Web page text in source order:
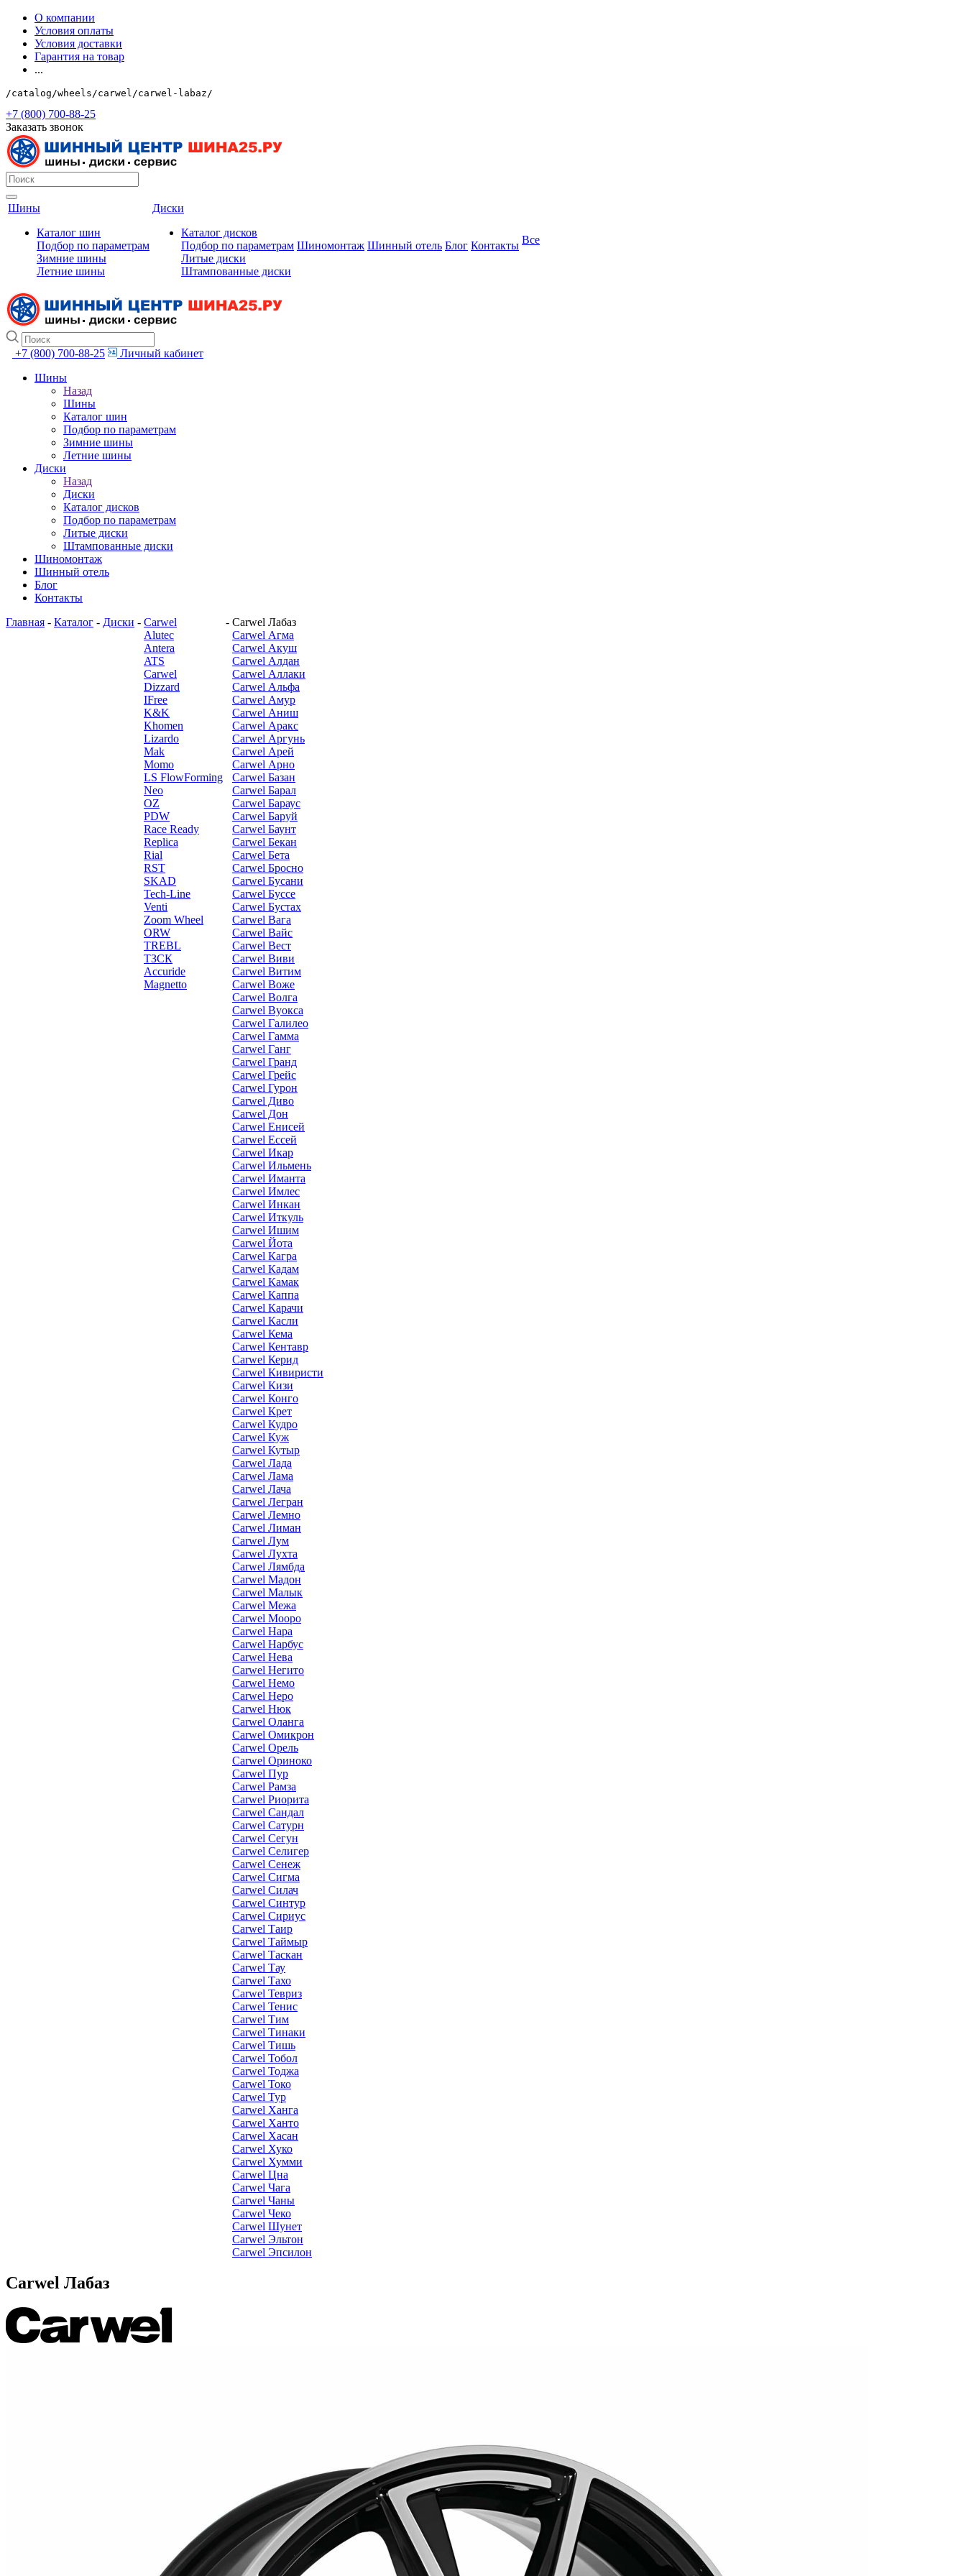
О компании
Условия оплаты
Условия доставки
Гарантия на товар
...
/catalog/wheels/carwel/carwel-labaz/
+7 (800) 700-88-25
Заказать звонок
Шины
Каталог шин
Подбор по параметрам
Зимние шины
Летние шины
Диски
Каталог дисков
Подбор по параметрам
Литые диски
Штампованные диски
Шиномонтаж Шинный отель Блог Контакты Все
+7 (800) 700-88-25
Личный кабинет
Шины
Назад
Шины
Каталог шин
Подбор по параметрам
Зимние шины
Летние шины
Диски
Назад
Диски
Каталог дисков
Подбор по параметрам
Литые диски
Штампованные диски
Шиномонтаж
Шинный отель
Блог
Контакты
Главная - Каталог - Диски - Carwel
Alutec
Antera
ATS
Carwel
Dizzard
IFree
K&K
Khomen
Lizardo
Mak
Momo
LS FlowForming
Neo
OZ
PDW
Race Ready
Replica
Rial
RST
SKAD
Tech-Line
Venti
Zoom Wheel
ORW
TREBL
ТЗСК
Accuride
Magnetto
- Carwel Лабаз
Carwel Агма
Carwel Акуш
Carwel Алдан
Carwel Аллаки
Carwel Альфа
Carwel Амур
Carwel Аниш
Carwel Аракс
Carwel Аргунь
Carwel Арей
Carwel Арно
Carwel Базан
Carwel Барал
Carwel Бараус
Carwel Баруй
Carwel Баунт
Carwel Бекан
Carwel Бета
Carwel Бросно
Carwel Бусани
Carwel Буссе
Carwel Бустах
Carwel Вага
Carwel Вайс
Carwel Вест
Carwel Виви
Carwel Витим
Carwel Воже
Carwel Волга
Carwel Вуокса
Carwel Галилео
Carwel Гамма
Carwel Ганг
Carwel Гранд
Carwel Грейс
Carwel Гурон
Carwel Диво
Carwel Дон
Carwel Енисей
Carwel Ессей
Carwel Икар
Carwel Ильмень
Carwel Иманта
Carwel Имлес
Carwel Инкан
Carwel Иткуль
Carwel Ишим
Carwel Йота
Carwel Кагра
Carwel Кадам
Carwel Камак
Carwel Каппа
Carwel Карачи
Carwel Касли
Carwel Кема
Carwel Кентавр
Carwel Керид
Carwel Кивиристи
Carwel Кизи
Carwel Конго
Carwel Крет
Carwel Кудро
Carwel Куж
Carwel Кутыр
Carwel Лада
Carwel Лама
Carwel Лача
Carwel Легран
Carwel Лемно
Carwel Лиман
Carwel Лум
Carwel Лухта
Carwel Лямбда
Carwel Мадон
Carwel Малык
Carwel Межа
Carwel Мооро
Carwel Нара
Carwel Нарбус
Carwel Нева
Carwel Негито
Carwel Немо
Carwel Неро
Carwel Нюк
Carwel Оланга
Carwel Омикрон
Carwel Орель
Carwel Ориноко
Carwel Пур
Carwel Рамза
Carwel Риорита
Carwel Сандал
Carwel Сатурн
Carwel Сегун
Carwel Селигер
Carwel Сенеж
Carwel Сигма
Carwel Силач
Carwel Синтур
Carwel Сириус
Carwel Таир
Carwel Таймыр
Carwel Таскан
Carwel Тау
Carwel Тахо
Carwel Тевриз
Carwel Тенис
Carwel Тим
Carwel Тинаки
Carwel Тишь
Carwel Тобол
Carwel Тоджа
Carwel Токо
Carwel Тур
Carwel Ханга
Carwel Ханто
Carwel Хасан
Carwel Хуко
Carwel Хумми
Carwel Цна
Carwel Чага
Carwel Чаны
Carwel Чеко
Carwel Шунет
Carwel Эльтон
Carwel Эпсилон
Carwel Лабаз